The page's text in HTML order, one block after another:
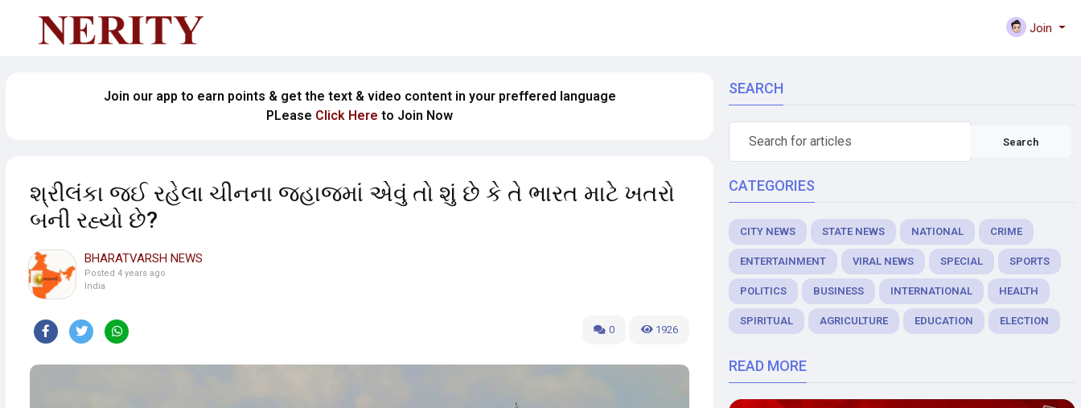
Join
Join our app to earn points & get the text & video content in your preffered language
PLease Click Here to Join Now
શ્રીલંકા જઈ રહેલા ચીનના જહાજમાં એવું તો શું છે કે તે ભારત માટે ખતરો
બની રહ્યો છે?
BHARATVARSH NEWS
Posted 4 years ago
India
0 1926
SEARCH
Search
CATEGORIES
CITY NEWS STATE NEWS NATIONAL CRIME
ENTERTAINMENT VIRAL NEWS SPECIAL SPORTS
POLITICS BUSINESS INTERNATIONAL HEALTH
SPIRITUAL AGRICULTURE EDUCATION ELECTION
READ MORE